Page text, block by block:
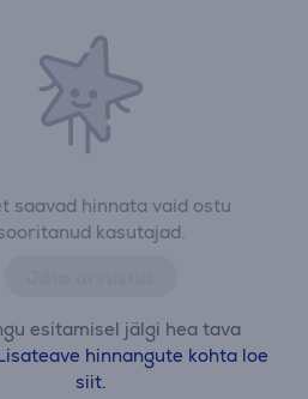
saavad hinnata vaid ostu
kasutajad.
esitamisel jälgi hea tava
hinnangute kohta loe
siit.